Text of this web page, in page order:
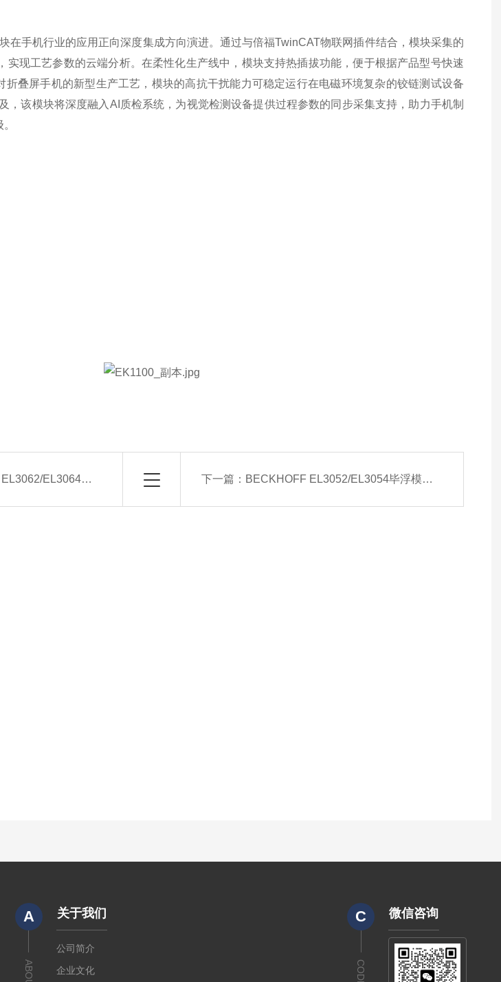
在手机行业的应用正向深度集成方向演进。通过与倍福TwinCAT物联网插件结合，模块采集的
实现工艺参数的云端分析。在柔性化生产线中，模块支持热插拔功能，便于根据产品型号快速
折叠屏手机的新型生产工艺，模块的高抗干扰能力可稳定运行在电磁环境复杂的铰链测试设备
，该模块将深度融入AI质检系统，为视觉检测设备提供过程参数的同步采集支持，助力手机制
EL3064常用模块 下一篇： BECKHOFF EL3052/EL3054毕浮模拟量现货
A 关于我们
公司简介
企业文化
C
CODE
微信咨询